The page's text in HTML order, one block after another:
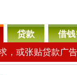
贷款 借
，或张贴贷款广告